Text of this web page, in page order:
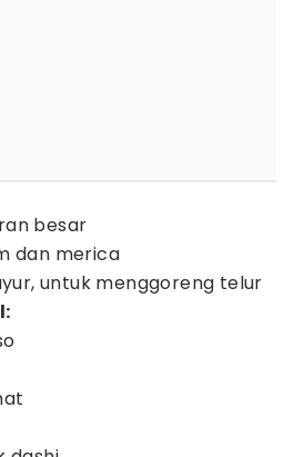
besar
dan merica
untuk menggoreng telur